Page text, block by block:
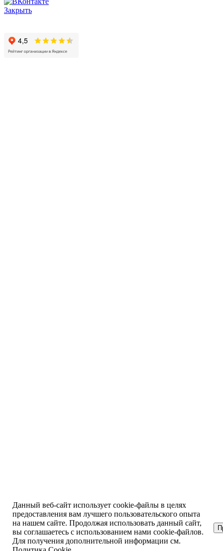
Закрыть
Данный веб-сайт использует cookie-файлы в целях
предоставления вам лучшего пользовательского опыта
на нашем сайте. Продолжая использовать данный сайт,
вы соглашаетесь с использованием нами cookie-файлов.
Для получения дополнительной информации см.